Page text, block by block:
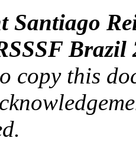
Santiago
Brazil
copy this